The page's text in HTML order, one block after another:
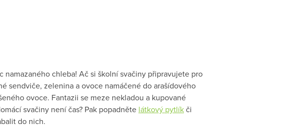
chleba! Ač si školní svačiny připravujete pro
sendviče, zelenina a ovoce namáčené do arašídového
ovoce. Fantazii se meze nekladou a kupované
svačiny není čas? Pak popadněte látkový pytlíkči
do nich.